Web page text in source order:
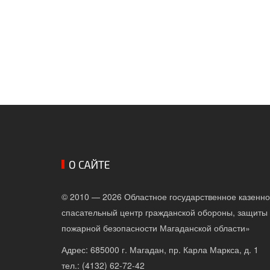
О САЙТЕ
© 2010 — 2026 Областное государственное
спасательный центр гражданской обороны,
пожарной безопасности Магаданской области»
Адрес: 685000 г. Магадан, пр. Карла Маркса, д. 1
тел.: (4132) 62-72-42